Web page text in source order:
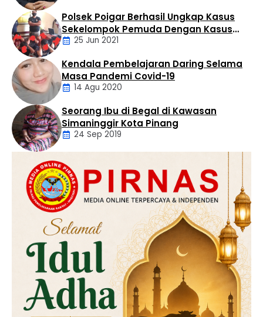
Artikel
Daerah
Polsek Poigar Berhasil Ungkap Kasus
Sekelompok Pemuda Dengan Kasus
Pencabulan
25 Jun 2021
Artikel
Kendala Pembelajaran Daring Selama
Masa Pandemi Covid-19
14 Agu 2020
Daerah
Hukum
Kriminal
Labusel
Seorang Ibu di Begal di Kawasan
Simaninggir Kota Pinang
24 Sep 2019